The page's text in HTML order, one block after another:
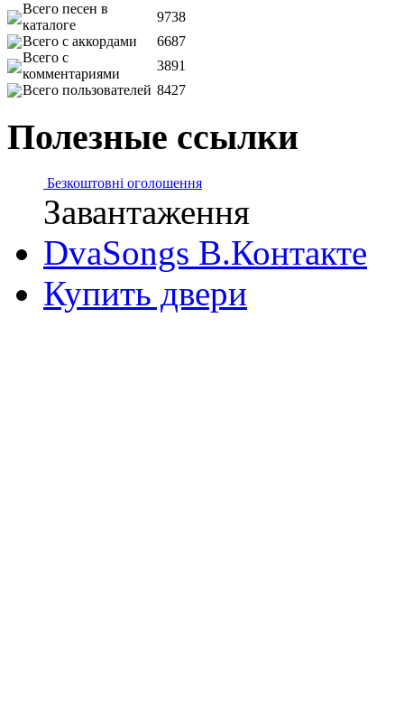
Всего песен в
каталоге
9738
Всего с аккордами
6687
Всего с
комментариями
3891
Всего пользователей 8427
Полезные ссылки
Безкоштовні оголошення
Завантаження
DvaSongs В.Контакте
Купить двери